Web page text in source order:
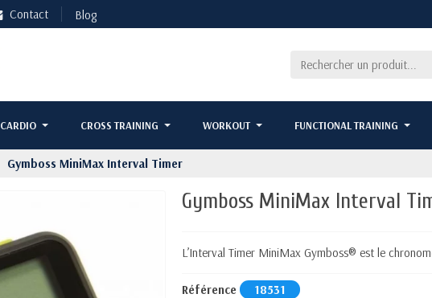
Contact Blog
CARDIO CROSS TRAINING WORKOUT FUNCTIONAL TRAINING
Gymboss MiniMax Interval Timer
Gymboss MiniMax Interval
L’Interval Timer MiniMax Gymboss® est le
Référence 18531